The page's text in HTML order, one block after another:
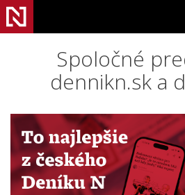
Spoločné
dennikn.sk a